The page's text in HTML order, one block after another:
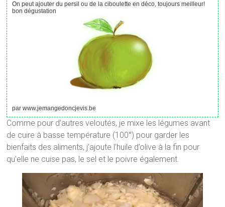
On peut ajouter du persil ou de la ciboulette en déco, toujours meilleur!
bon dégustation
par www.jemangedoncjevis.be
Comme pour d’autres veloutés, je mixe les légumes avant
de cuire à basse température (100°) pour garder les
bienfaits des aliments, j’ajoute l’huile d’olive à la fin pour
qu’elle ne cuise pas, le sel et le poivre également.